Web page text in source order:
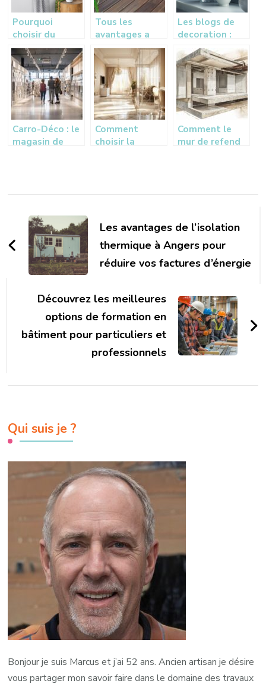
Pourquoi
choisir du
carrelage pour
votre salle de
bain ?
Tous les
avantages a
utiliser le bois
pour sa deco
interieure et
exterieure
Les blogs de
decoration :
une source
d’inspiration
pour un
amenagement
reussi
Carro-Déco : le
magasin de
de-Cubzac
Comment
choisir la
à un fabricant
Comment le
mur de refend
espace
d'article
Les avantages de l’isolation
thermique à Angers pour
réduire vos factures d’énergie
Découvrez les meilleures
options de formation en
bâtiment pour particuliers et
professionnels
Qui suis je ?
Bonjour je suis Marcus et j’ai 52 ans. Ancien artisan je désire
vous partager mon savoir faire dans le domaine des travaux